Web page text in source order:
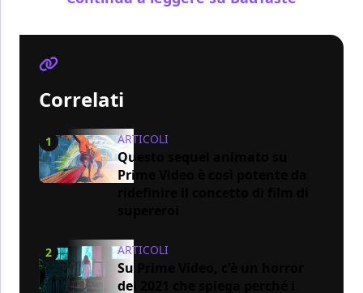
Correlati
1 ARTICOLI
Questo sequel animato su
Prime Video è così potente da
2 ARTICOLI
Su Prime Video, c'è un horror
del 2021 che spiega perché i